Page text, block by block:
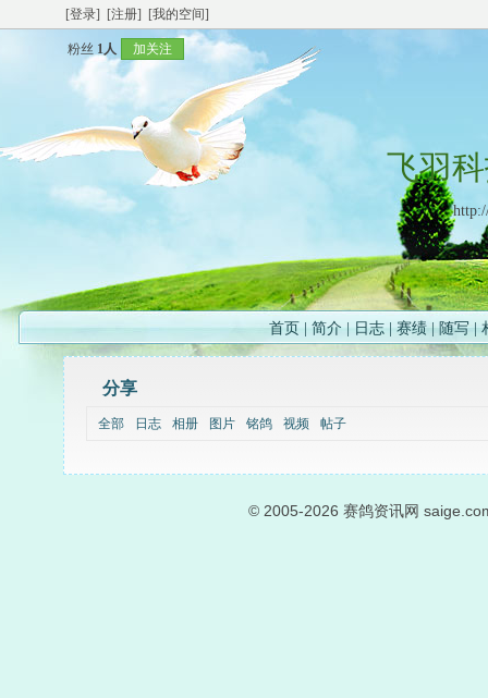
[登录] [注册] [我的空间]
粉丝 1人 加关注
飞羽
首页 简介| 日志| 赛绩|随写|
分享
全部 日志 相册 图片 铭鸽 视频 帖子
© 2005-2026 赛鸽资讯网